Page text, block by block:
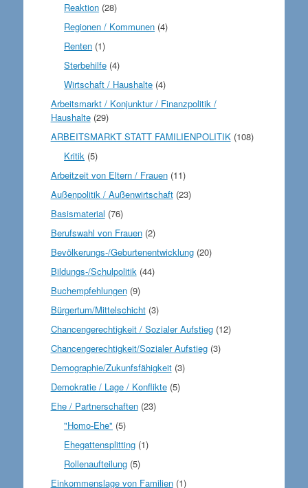
Reaktion (28)
Regionen / Kommunen (4)
Renten (1)
Sterbehilfe (4)
Wirtschaft / Haushalte (4)
Arbeitsmarkt / Konjunktur / Finanzpolitik /
Haushalte(29)
ARBEITSMARKT STATT FAMILIENPOLITIK(108)
Kritik (5)
Arbeitzeit von Eltern / Frauen(11)
Außenpolitik / Außenwirtschaft(23)
Basismaterial (76)
Berufswahl von Frauen(2)
Bevölkerungs-/Geburtenentwicklung(20)
Bildungs-/Schulpolitik(44)
Buchempfehlungen(9)
Bürgertum/Mittelschicht(3)
Chancengerechtigkeit / Sozialer Aufstieg(12)
Chancengerechtigkeit/Sozialer Aufstieg(3)
Demographie/Zukunfsfähigkeit(3)
Demokratie / Lage / Konflikte(5)
Ehe / Partnerschaften(23)
"Homo-Ehe" (5)
Ehegattensplitting (1)
Rollenaufteilung (5)
Einkommenslage von Familien(1)